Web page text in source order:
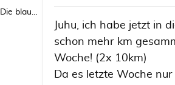
Die blaue Luise
Juhu, ich habe jetzt in
schon mehr km
Woche! (2x 10km)
Da es letzte Woche